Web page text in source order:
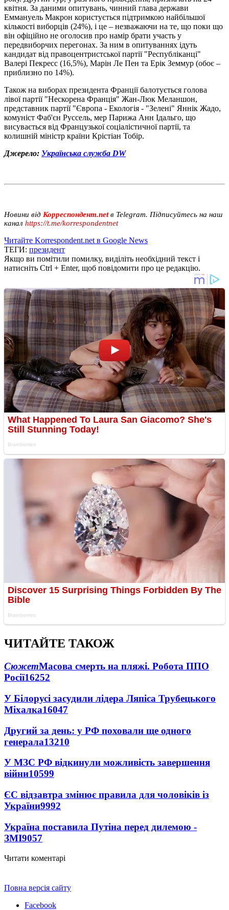
квітня. За даними опитувань, чинний глава держави
Еммануель Макрон користується підтримкою найбільшої
кількості виборців (24%), і це – незважаючи на те, що поки що
він офіційно не оголосив про намір брати участь у
передвиборчих перегонах. За ним в опитуваннях ідуть
кандидат від правоцентристської партії "Республіканці"
Валері Пекресс (16,5%), Марін Ле Пен та Ерік Земмур (обоє –
приблизно по 14%).
Також на виборах президента Франції балотується голова
лівої партії "Нескорена Франція" Жан-Люк Меланшон,
представник партії "Європа - Екологія - "Зелені" Яннік Жадо,
комуніст Фаб'єн Руссель, мер Парижа Анн Ідальго, що
висувається від Французької соціалістичної партії, та
колишній міністр країни Крістіан Тобір.
Джерело: Українська служба DW
Новини від Корреспондент.netв Telegram. Підписуйтесь на наш
канал https://t.me/korrespondentnet
Читайте Korrespondent.net в Google News
ТЕГИ: президент
Якщо ви помітили помилку, виділіть необхідний текст і
натисніть Ctrl + Enter, щоб повідомити про це редакцію.
ЧИТАЙТЕ ТАКОЖ
СюжетМасова смерть на пляжі. Робота ППО
Росії16252
У Білорусі засудили лідера Ляпіса Трубецького
Міхалка16047
Другий за день: у РФ поховали ще одного
генерала13210
У МЗС РФ відкинули можливість завершення
війни10599
ЄС відзавтра змінює правила для чоловіків із
України9992
Україна поставила Путіна перед дилемою -
ЗМІ9057
Читати коментарі
Повна версія сайту
Facebook